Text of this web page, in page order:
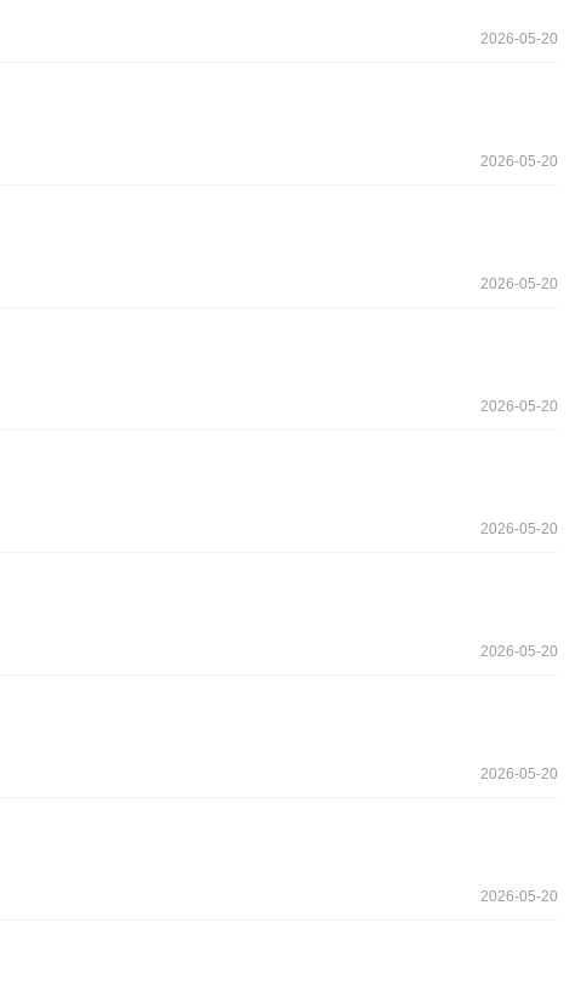
2026-05-20
2026-05-20
2026-05-20
2026-05-20
2026-05-20
2026-05-20
2026-05-20
2026-05-20